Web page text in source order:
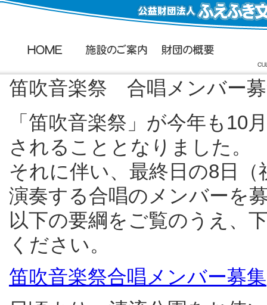
笛吹音楽祭 合唱メンバー
「笛吹音楽祭」が今年も10
されることとなりました。
それに伴い、最終日の8日
演奏する合唱のメンバーを
以下の要綱をご覧のうえ、
ください。
笛吹音楽祭合唱メンバー募集